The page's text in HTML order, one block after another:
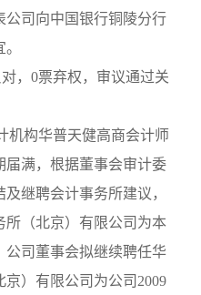
公司向中国银行铜陵分行
，0票弃权，审议通过关
机构华普天健高商会计师
届满，根据董事会审计委
继聘会计事务所建议，
所（北京）有限公司为本
公司董事会拟继续聘任华
）有限公司为公司2009